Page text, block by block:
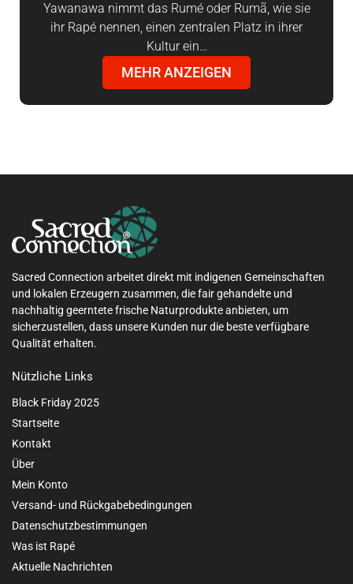
Yawanawa nimmt das Rumé oder Rumã, wie sie
ihr Rapé nennen, einen zentralen Platz in ihrer
Kultur ein…
MEHR ANZEIGEN
Sacred Connection arbeitet direkt mit indigenen Gemeinschaften
und lokalen Erzeugern zusammen, die fair gehandelte und
nachhaltig geerntete frische Naturprodukte anbieten, um
sicherzustellen, dass unsere Kunden nur die beste verfügbare
Qualität erhalten.
Nützliche Links
Black Friday 2025
Startseite
Kontakt
Über
Mein Konto
Versand- und Rückgabebedingungen
Datenschutzbestimmungen
Was ist Rapé
Aktuelle Nachrichten